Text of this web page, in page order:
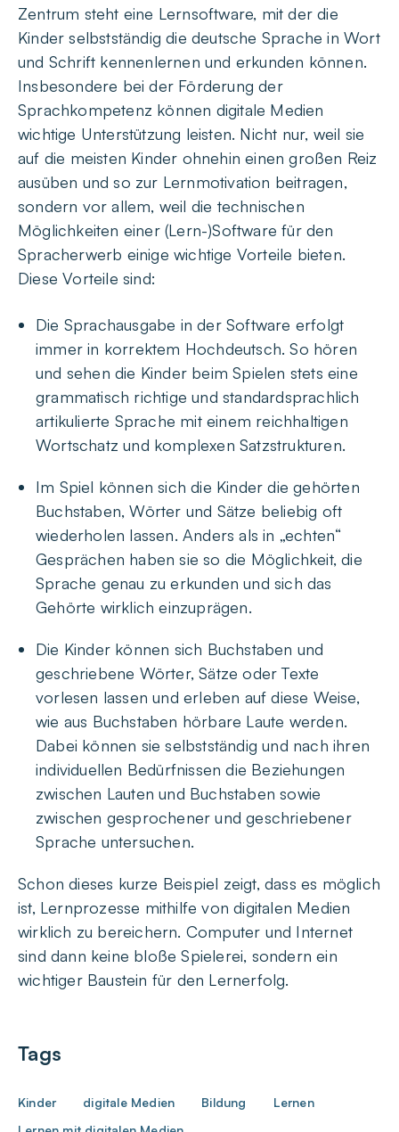
Zentrum steht eine Lernsoftware, mit der die
Kinder selbstständig die deutsche Sprache in Wort
und Schrift kennenlernen und erkunden können.
Insbesondere bei der Förderung der
Sprachkompetenz können digitale Medien
wichtige Unterstützung leisten. Nicht nur, weil sie
auf die meisten Kinder ohnehin einen großen Reiz
ausüben und so zur Lernmotivation beitragen,
sondern vor allem, weil die technischen
Möglichkeiten einer (Lern-)Software für den
Spracherwerb einige wichtige Vorteile bieten.
Diese Vorteile sind:
Die Sprachausgabe in der Software erfolgt
immer in korrektem Hochdeutsch. So hören
und sehen die Kinder beim Spielen stets eine
grammatisch richtige und standardsprachlich
artikulierte Sprache mit einem reichhaltigen
Wortschatz und komplexen Satzstrukturen.
Im Spiel können sich die Kinder die gehörten
Buchstaben, Wörter und Sätze beliebig oft
wiederholen lassen. Anders als in „echten“
Gesprächen haben sie so die Möglichkeit, die
Sprache genau zu erkunden und sich das
Gehörte wirklich einzuprägen.
Die Kinder können sich Buchstaben und
geschriebene Wörter, Sätze oder Texte
vorlesen lassen und erleben auf diese Weise,
wie aus Buchstaben hörbare Laute werden.
Dabei können sie selbstständig und nach ihren
individuellen Bedürfnissen die Beziehungen
zwischen Lauten und Buchstaben sowie
zwischen gesprochener und geschriebener
Sprache untersuchen.
Schon dieses kurze Beispiel zeigt, dass es möglich
ist, Lernprozesse mithilfe von digitalen Medien
wirklich zu bereichern. Computer und Internet
sind dann keine bloße Spielerei, sondern ein
wichtiger Baustein für den Lernerfolg.
Tags
Kinder digitale Medien Bildung
Lernen